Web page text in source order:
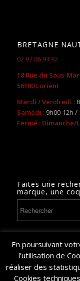
BRETAGNE
02 97 86 93 92
18 Rue du Sous-
56100 Lorient
Mardi / Vendredi :
Samedi : 9h00-12h /
Fermé : Dimanche/
Faites une
marque, une
© Copyright 2024 -
En poursuivant
l’utilisation de
réaliser des
Cookies